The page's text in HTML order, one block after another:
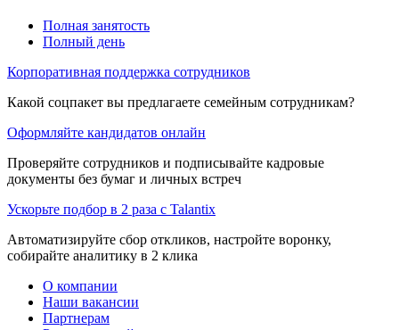
Полная занятость
Полный день
Корпоративная поддержка сотрудников
Какой соцпакет вы предлагаете семейным сотрудникам?
Оформляйте кандидатов онлайн
Проверяйте сотрудников и подписывайте кадровые
документы без бумаг и личных встреч
Ускорьте подбор в 2 раза с Talantix
Автоматизируйте сбор откликов, настройте воронку,
собирайте аналитику в 2 клика
О компании
Наши вакансии
Партнерам